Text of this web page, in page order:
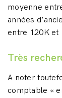
moyenne
années
entre 120K et
Très
A noter
comptable «